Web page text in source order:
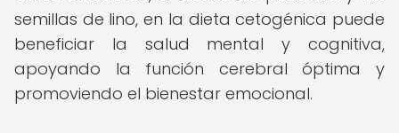
semillas de lino, en la dieta cetogénica puede
beneficiar la salud mental y cognitiva,
apoyando la función cerebral óptima y
promoviendo el bienestar emocional.